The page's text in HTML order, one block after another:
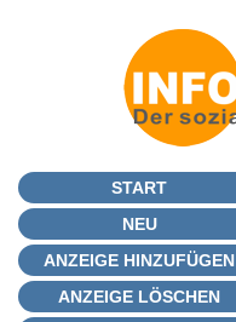
START
NEU
ANZEIGE HINZUFÜGEN
ANZEIGE LÖSCHEN